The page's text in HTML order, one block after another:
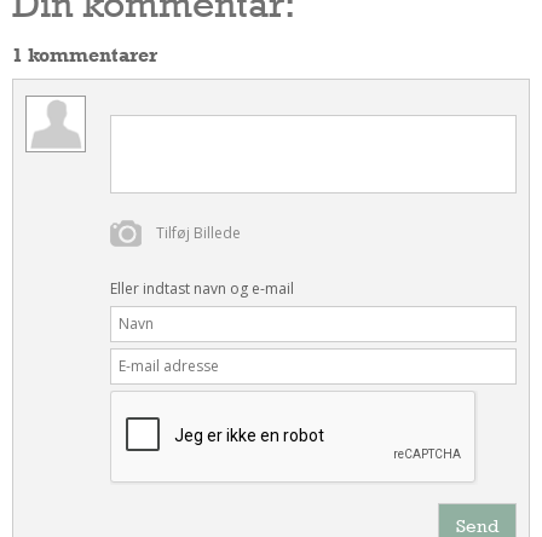
1 kommentarer
Tilføj Billede
Eller indtast navn og e-mail
Send